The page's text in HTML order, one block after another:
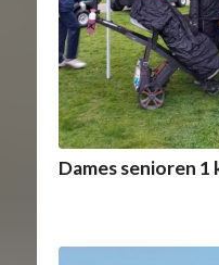
Dames senioren